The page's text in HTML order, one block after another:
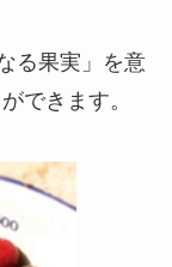
る果実」を意
できます。